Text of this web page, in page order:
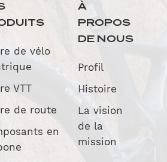
de vélo
VTT
de route
en
À
PROPOS
DE NOUS
Profil
Histoire
La vision
de la
mission